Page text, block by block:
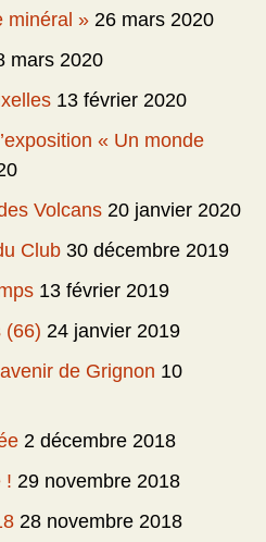
minéral » 26 mars 2020
mars 2020
13 février 2020
« Un monde
Volcans 20 janvier 2020
Club 30 décembre 2019
13 février 2019
(66) 24 janvier 2019
de Grignon 10
2 décembre 2018
! 29 novembre 2018
28 novembre 2018